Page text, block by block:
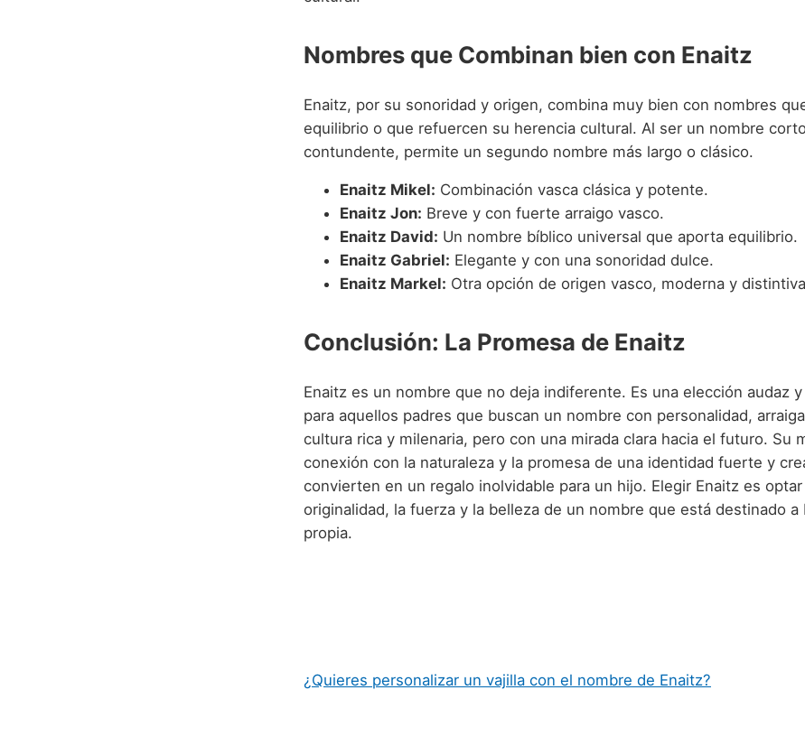
Nombres que Combinan bien con Enaitz
Enaitz, por su sonoridad y origen, combina muy bien con nombres
equilibrio o que refuercen su herencia cultural. Al ser un nombre
contundente, permite un segundo nombre más largo o clásico.
Enaitz Mikel: Combinación vasca clásica y potente.
Enaitz Jon: Breve y con fuerte arraigo vasco.
Enaitz David: Un nombre bíblico universal que aporta equilibrio.
Enaitz Gabriel: Elegante y con una sonoridad dulce.
Enaitz Markel: Otra opción de origen vasco, moderna y
Conclusión: La Promesa de Enaitz
Enaitz es un nombre que no deja indiferente. Es una elección audaz
para aquellos padres que buscan un nombre con personalidad,
cultura rica y milenaria, pero con una mirada clara hacia el futuro. Su
conexión con la naturaleza y la promesa de una identidad fuerte y
convierten en un regalo inolvidable para un hijo. Elegir Enaitz es
originalidad, la fuerza y la belleza de un nombre que está destinado a
propia.
¿Quieres personalizar un vajilla con el nombre de Enaitz?